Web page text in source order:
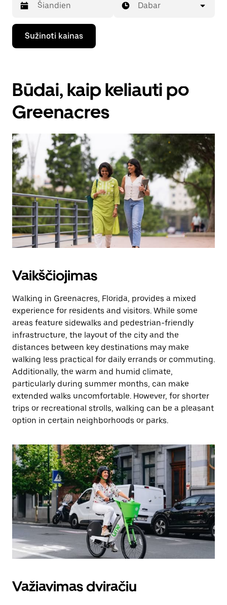
Paspauskite
rodyklės
žemyn
kalendoriuje
pasirinkti
datą.
Paspauskite
klavišą
kad
uždarytumėte
kalendorių.
Dabar
Sužinoti kainas
Būdai, kaip keliauti po
Greenacres
Vaikščiojimas
Walking in Greenacres, Florida, provides a mixed
experience for residents and visitors. While some
areas feature sidewalks and pedestrian-friendly
infrastructure, the layout of the city and the
distances between key destinations may make
walking less practical for daily errands or commuting.
Additionally, the warm and humid climate,
particularly during summer months, can make
extended walks uncomfortable. However, for shorter
trips or recreational strolls, walking can be a pleasant
option in certain neighborhoods or parks.
Važiavimas dviračiu